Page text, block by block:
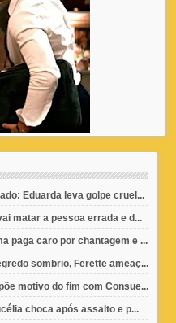
Eduarda leva golpe cruel...
matar a pessoa errada e d...
paga caro por chantagem e ...
sombrio, Ferette ameaç...
motivo do fim com Consue...
choca após assalto e p...